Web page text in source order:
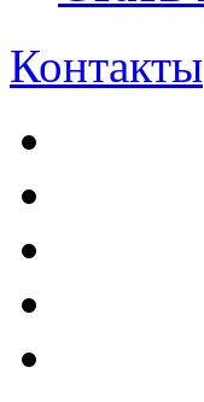
Контакты